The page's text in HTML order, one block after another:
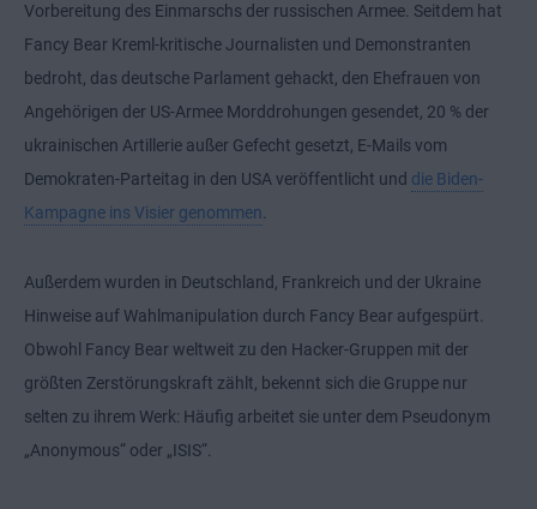
Vorbereitung des Einmarschs der russischen Armee. Seitdem hat
Fancy Bear Kreml-kritische Journalisten und Demonstranten
bedroht, das deutsche Parlament gehackt, den Ehefrauen von
Angehörigen der US-Armee Morddrohungen gesendet, 20 % der
ukrainischen Artillerie außer Gefecht gesetzt, E-Mails vom
Demokraten-Parteitag in den USA veröffentlicht und die Biden-
Kampagne ins Visier genommen.
Außerdem wurden in Deutschland, Frankreich und der Ukraine
Hinweise auf Wahlmanipulation durch Fancy Bear aufgespürt.
Obwohl Fancy Bear weltweit zu den Hacker-Gruppen mit der
größten Zerstörungskraft zählt, bekennt sich die Gruppe nur
selten zu ihrem Werk: Häufig arbeitet sie unter dem Pseudonym
„Anonymous“ oder „ISIS“.